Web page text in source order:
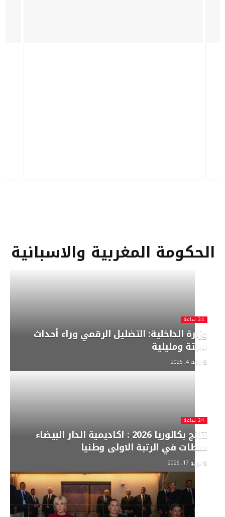
الحكومة المغربية والاسبانية
24 ساعة
وزارة الداخلية: التضليل الرقمي وراء أحداث
سبتة ومليلية
غشت 4, 2026
24 ساعة
نتائج بكالوريا 2026 : اكاديمية الدار البيضاء
سطات في الرتبة الاولى وطنيا
يونيو 17, 2026